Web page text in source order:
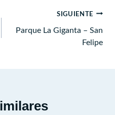
SIGUIENTE
Parque La Giganta – San
Felipe